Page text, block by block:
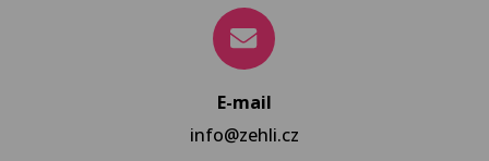
E-mail
info@zehli.cz